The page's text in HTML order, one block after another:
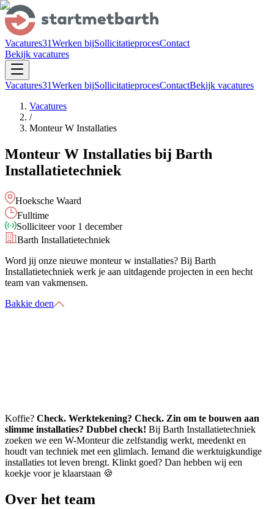
Vacatures31Werken bijSollicitatieprocesContact
Bekijk vacatures
Vacatures31Werken bijSollicitatieprocesContactBekijk vacatures
Vacatures
/
Monteur W Installaties
Monteur W Installaties bij Barth
Installatietechniek
Hoeksche Waard
Fulltime
Solliciteer voor 1 december
Barth Installatietechniek
Word jij onze nieuwe monteur w installaties? Bij Barth
Installatietechniek werk je aan uitdagende projecten in een hecht
team van vakmensen.
Bakkie doen
Koffie? Check. Werktekening? Check. Zin om te bouwen aan
slimme installaties? Dubbel check! Bij Barth Installatietechniek
zoeken we een W-Monteur die zelfstandig werkt, meedenkt en
houdt van techniek met een glimlach. Iemand die werktuigkundige
installaties tot leven brengt. Klinkt goed? Dan hebben wij een
koekje voor je klaarstaan 🍪
Over het team